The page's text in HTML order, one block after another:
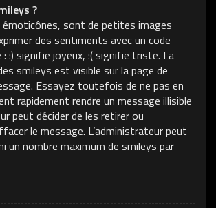
?
émoticônes, sont de petites images
des sentiments avec un code
: :) signifie joyeux, :( signifie triste. La
smileys est visible sur la page de
Essayez toutefois de ne pas en
rapidement rendre un message illisible
peut décider de les retirer ou
le message. L’administrateur peut
un nombre maximum de smileys par